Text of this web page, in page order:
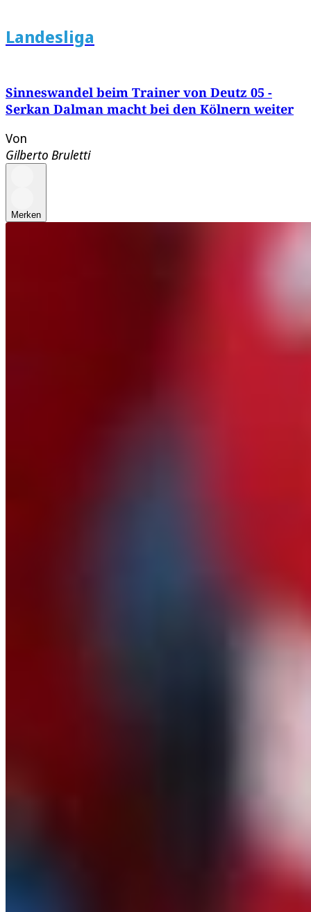
Landesliga
Sinneswandel beim Trainer von Deutz 05 -
Serkan Dalman macht bei den Kölnern weiter
Von
Gilberto Bruletti
Merken